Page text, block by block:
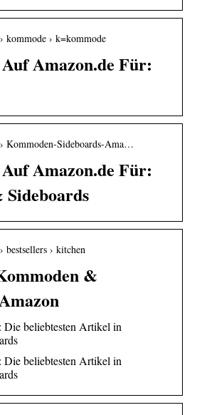
kommode › k=kommode
Amazon.de Für:
Kommoden-Sideboards-Ama…
Amazon.de Für:
bestsellers › kitchen
&
Die beliebtesten Artikel in
Die beliebtesten Artikel in